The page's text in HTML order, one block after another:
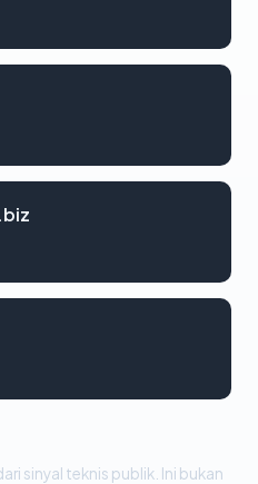
sinyal teknis publik. Ini bukan